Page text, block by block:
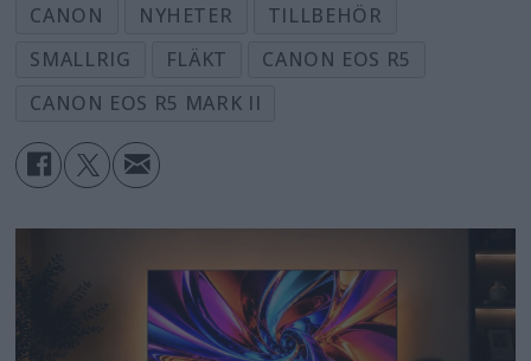
CANON NYHETER
TILLBEHÖR
SMALLRIG
FLÄKT
CANON EOS R5
CANON EOS R5 MARK II